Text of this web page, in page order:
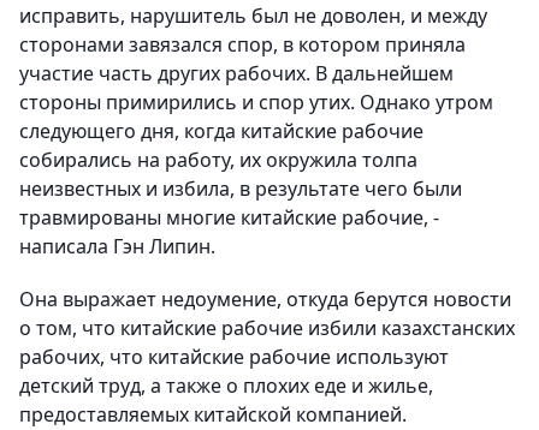
исправить, нарушитель был не доволен, и между
сторонами завязался спор, в котором приняла
участие часть других рабочих. В дальнейшем
стороны примирились и спор утих. Однако утром
следующего дня, когда китайские рабочие
собирались на работу, их окружила толпа
неизвестных и избила, в результате чего были
травмированы многие китайские рабочие, -
написала Гэн Липин.
Она выражает недоумение, откуда берутся новости
о том, что китайские рабочие избили казахстанских
рабочих, что китайские рабочие используют
детский труд, а также о плохих еде и жилье,
предоставляемых китайской компанией.